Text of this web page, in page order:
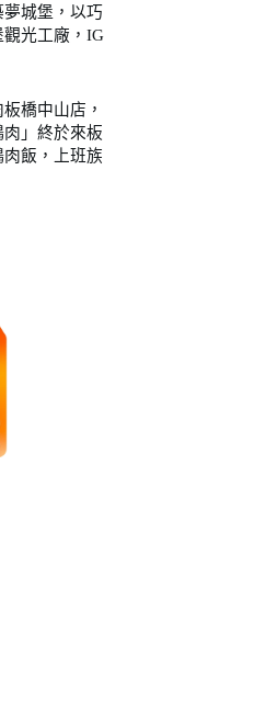
城堡，以巧
光工廠，IG
橋中山店，
」終於來板
飯，上班族